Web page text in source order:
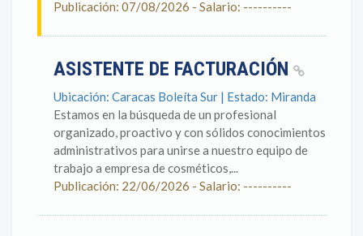
Publicación: 07/08/2026 - Salario: ----------
ASISTENTE DE FACTURACIÓN
Ubicación: Caracas Boleíta Sur | Estado: Miranda
Estamos en la búsqueda de un profesional
organizado, proactivo y con sólidos conocimientos
administrativos para unirse a nuestro equipo de
trabajo a empresa de cosméticos,...
Publicación: 22/06/2026 - Salario: ----------